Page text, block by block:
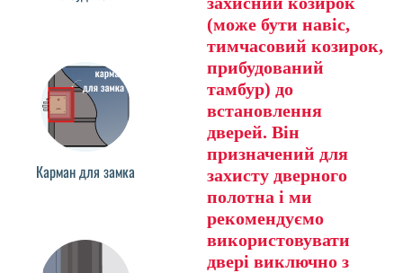
Карман для замка
(може бути навіс,
тимчасовий козирок,
прибудований
тамбур) до
встановлення
дверей. Він
призначений для
захисту дверного
полотна і ми
рекомендуємо
використовувати
двері виключно з